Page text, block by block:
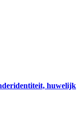
huwelijk